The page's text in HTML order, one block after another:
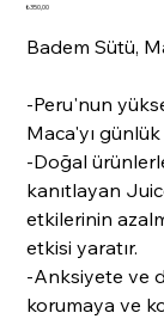
Fiyat
₺350,00
Badem Sütü,
-Peru'nun
Maca'yı
-Doğal
kanıtlayan
etkilerinin
etkisi yaratır.
-Anksiyete ve
korumaya ve